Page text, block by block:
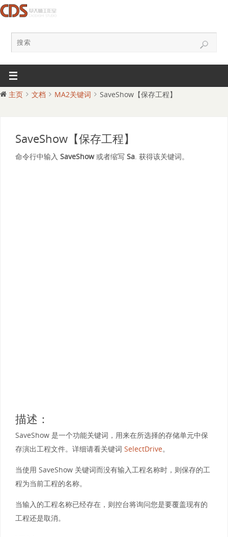
主页 文档 MA2关键词 SaveShow【保存工程】
SaveShow【保存工程】
命令行中输入 SaveShow或者缩写 Sa. 获得该关键词。
描述：
SaveShow 是一个功能关键词，用来在所选择的存储单元中保
存演出工程文件。详细请看关键词 SelectDrive。
当使用 SaveShow 关键词而没有输入工程名称时，则保存的工
程为当前工程的名称。
当输入的工程名称已经存在，则控台将询问您是要覆盖现有的
工程还是取消。